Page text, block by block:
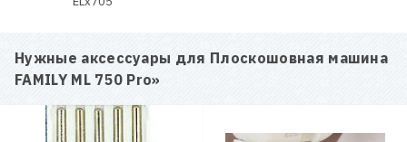
Нужные аксессуары для Плоскошовная машина
FAMILY ML 750 Pro»